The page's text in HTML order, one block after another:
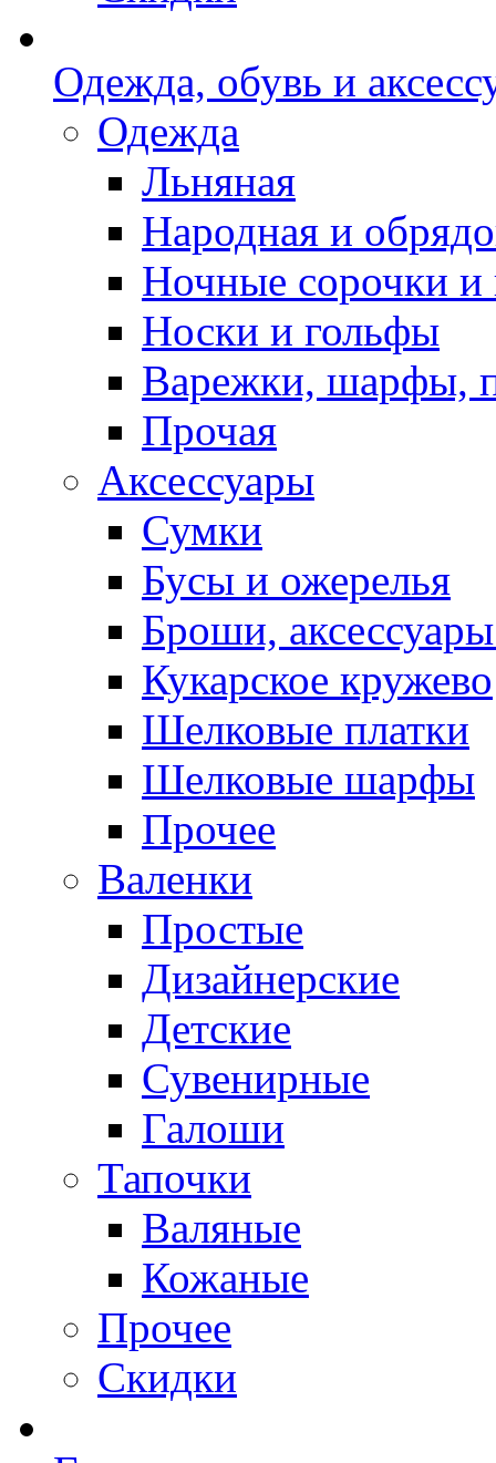
Одежда, обувь и
Одежда
Льняная
Народная и
Ночные сорочки
Носки и гольфы
Варежки, шарфы,
Прочая
Аксессуары
Сумки
Бусы и ожерелья
Броши,
Кукарское кружево
Шелковые платки
Шелковые шарфы
Прочее
Валенки
Простые
Дизайнерские
Детские
Сувенирные
Галоши
Тапочки
Валяные
Кожаные
Прочее
Скидки